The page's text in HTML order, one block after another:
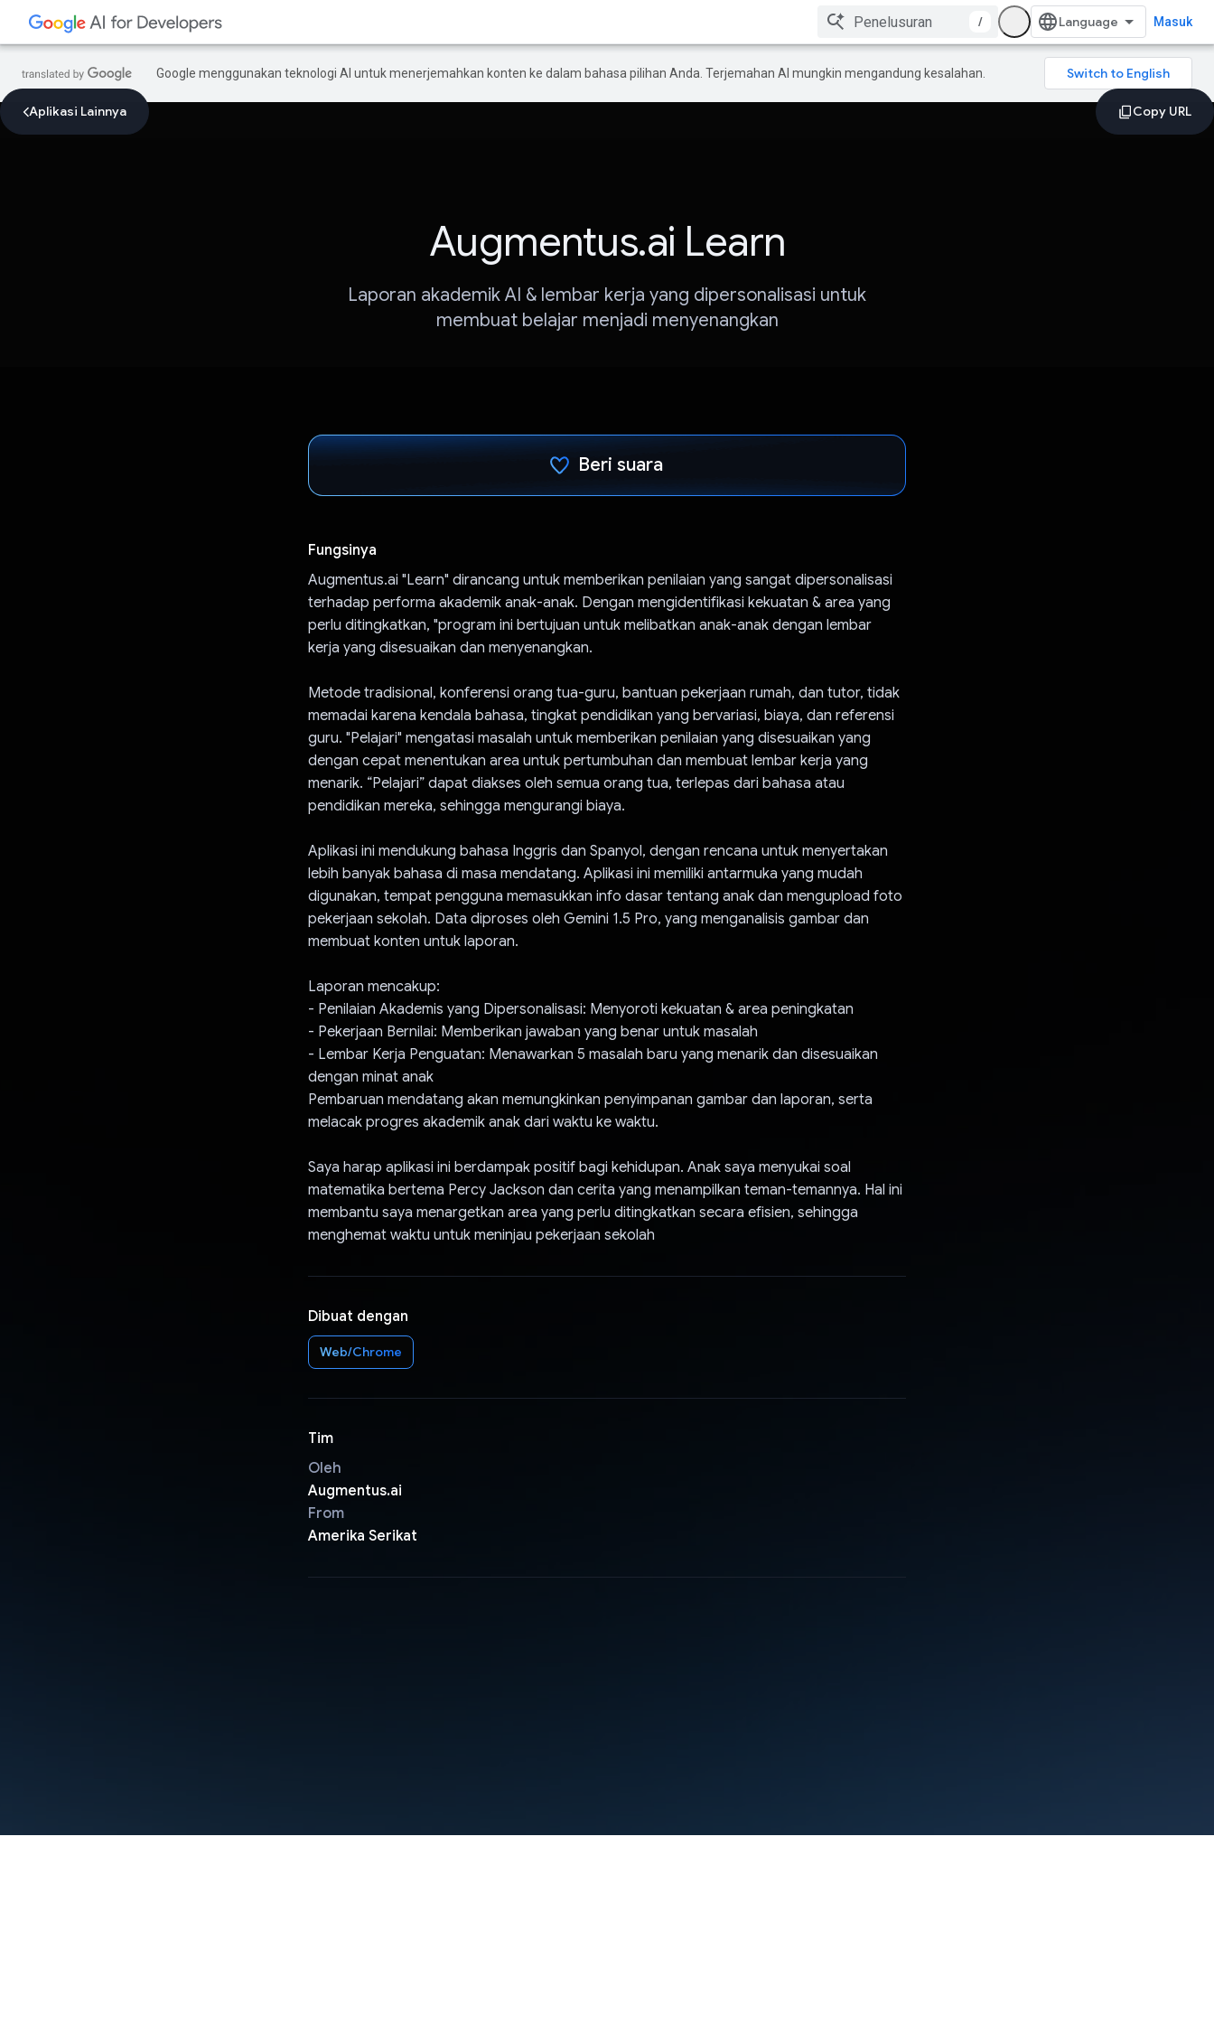
/ Masuk
Google menggunakan teknologi AI untuk menerjemahkan konten ke dalam bahasa pilihan Anda. Terjemahan AI mungkin mengandung kesalahan.
Aplikasi Lainnya
Augmentus.ai Learn
Laporan akademik AI & lembar kerja yang dipersonalisasi untuk
membuat belajar menjadi menyenangkan
Beri suara
Fungsinya
Augmentus.ai "Learn" dirancang untuk memberikan penilaian yang sangat dipersonalisasi
terhadap performa akademik anak-anak. Dengan mengidentifikasi kekuatan & area yang
perlu ditingkatkan, "program ini bertujuan untuk melibatkan anak-anak dengan lembar
kerja yang disesuaikan dan menyenangkan.
Metode tradisional, konferensi orang tua-guru, bantuan pekerjaan rumah, dan tutor, tidak
memadai karena kendala bahasa, tingkat pendidikan yang bervariasi, biaya, dan referensi
guru. "Pelajari" mengatasi masalah untuk memberikan penilaian yang disesuaikan yang
dengan cepat menentukan area untuk pertumbuhan dan membuat lembar kerja yang
menarik. “Pelajari” dapat diakses oleh semua orang tua, terlepas dari bahasa atau
pendidikan mereka, sehingga mengurangi biaya.
Aplikasi ini mendukung bahasa Inggris dan Spanyol, dengan rencana untuk menyertakan
lebih banyak bahasa di masa mendatang. Aplikasi ini memiliki antarmuka yang mudah
digunakan, tempat pengguna memasukkan info dasar tentang anak dan mengupload foto
pekerjaan sekolah. Data diproses oleh Gemini 1.5 Pro, yang menganalisis gambar dan
membuat konten untuk laporan.
Laporan mencakup:
- Penilaian Akademis yang Dipersonalisasi: Menyoroti kekuatan & area peningkatan
- Pekerjaan Bernilai: Memberikan jawaban yang benar untuk masalah
- Lembar Kerja Penguatan: Menawarkan 5 masalah baru yang menarik dan disesuaikan
dengan minat anak
Pembaruan mendatang akan memungkinkan penyimpanan gambar dan laporan, serta
melacak progres akademik anak dari waktu ke waktu.
Saya harap aplikasi ini berdampak positif bagi kehidupan. Anak saya menyukai soal
matematika bertema Percy Jackson dan cerita yang menampilkan teman-temannya. Hal ini
membantu saya menargetkan area yang perlu ditingkatkan secara efisien, sehingga
menghemat waktu untuk meninjau pekerjaan sekolah
Dibuat dengan
Web/Chrome
Tim
Oleh
Augmentus.ai
From
Amerika Serikat